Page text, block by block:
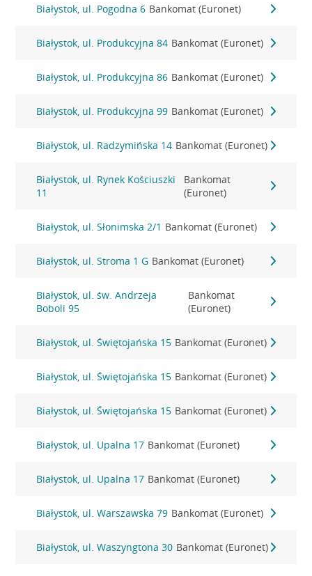
Białystok, ul. Pogodna 6 Bankomat (Euronet)
Białystok, ul. Produkcyjna 84 Bankomat (Euronet)
Białystok, ul. Produkcyjna 86 Bankomat (Euronet)
Białystok, ul. Produkcyjna 99 Bankomat (Euronet)
Białystok, ul. Radzymińska 14 Bankomat (Euronet)
Białystok, ul. Rynek Kościuszki
11
Bankomat
(Euronet)
Białystok, ul. Słonimska 2/1 Bankomat (Euronet)
Białystok, ul. Stroma 1 G Bankomat (Euronet)
Białystok, ul. św. Andrzeja
Boboli 95
Bankomat
(Euronet)
Białystok, ul. Świętojańska 15 Bankomat (Euronet)
Białystok, ul. Świętojańska 15 Bankomat (Euronet)
Białystok, ul. Świętojańska 15 Bankomat (Euronet)
Białystok, ul. Upalna 17 Bankomat (Euronet)
Białystok, ul. Upalna 17 Bankomat (Euronet)
Białystok, ul. Warszawska 79 Bankomat (Euronet)
Białystok, ul. Waszyngtona 30 Bankomat (Euronet)